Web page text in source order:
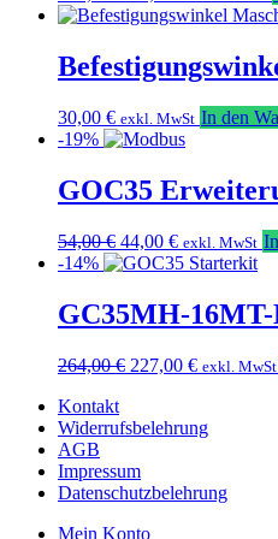
Preis
102,00 €
Preis
85,70 €.
30,00 € exkl. MwSt In den
-19%
GOC35
54,00€ Ursprünglicher
Preis
54,00 €
44,00 €Aktueller
Preis
44,00 €.
exkl. MwSt
-14%
GC35MH-16MT-
264,00€ Ursprünglicher
264,00 €
227,00 €Aktueller
227,00 €.
exkl. MwSt
Kontakt
Widerrufsbelehrung
AGB
Impressum
Datenschutzbelehrung
Mein Konto